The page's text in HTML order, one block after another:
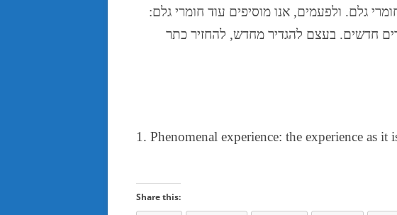
גלם. ולפעמים, אנו מוסיפים עוד חומרי גלם:
חדשים. בעצם להגדיר מחדש, להחזיר כתר
1. Phenomenal experience: the experience as
Share this: